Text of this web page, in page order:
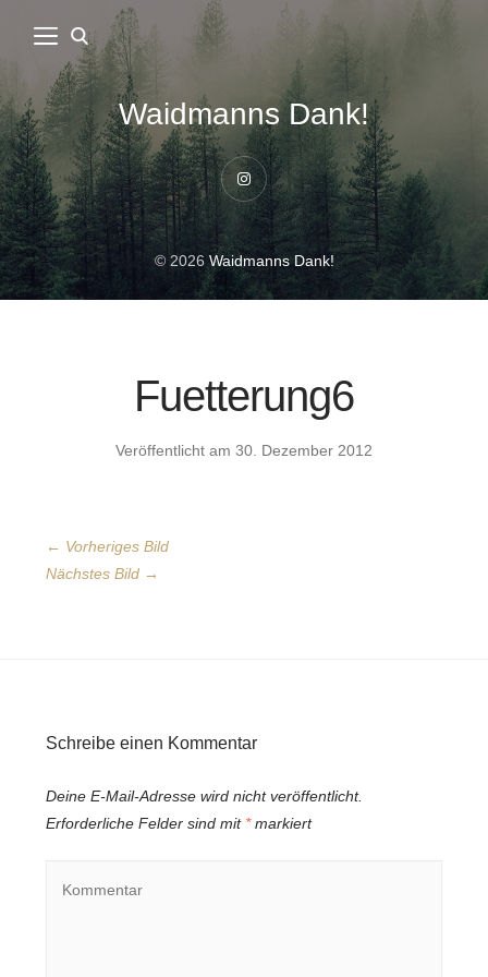
Waidmanns Dank!
Instagram
© 2026Waidmanns Dank!
Fuetterung6
Veröffentlicht am 30. Dezember 2012
← Vorheriges Bild
Nächstes Bild →
Schreibe einen Kommentar
Deine E-Mail-Adresse wird nicht veröffentlicht.
Erforderliche Felder sind mit *markiert